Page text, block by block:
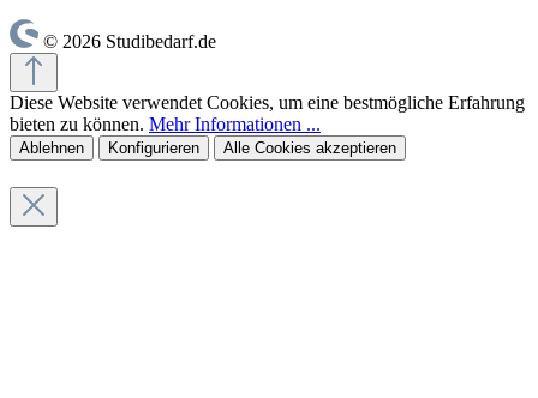
© 2026 Studibedarf.de
Diese Website verwendet Cookies, um eine bestmögliche Erfahrung
bieten zu können. Mehr Informationen ...
Ablehnen Konfigurieren Alle Cookies akzeptieren